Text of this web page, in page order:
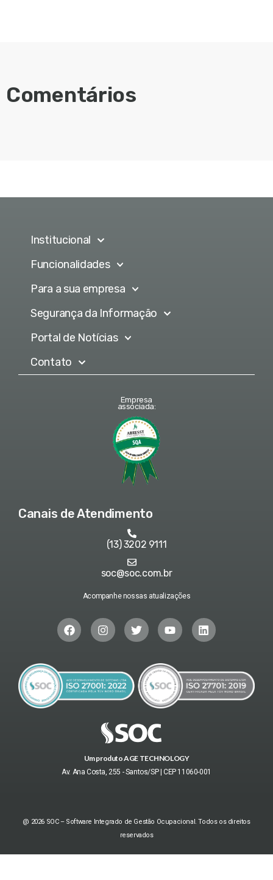
Comentários
Institucional
Funcionalidades
Para a sua empresa
Segurança da Informação
Portal de Notícias
Contato
Empresa
associada:
Canais de Atendimento
(13) 3202 9111
soc@soc.com.br
Acompanhe nossas atualizações
Um produto AGE TECHNOLOGY
Av. Ana Costa, 255 - Santos/SP | CEP 11060-001
@ 2026 SOC – Software Integrado de Gestão Ocupacional. Todos os direitos
reservados